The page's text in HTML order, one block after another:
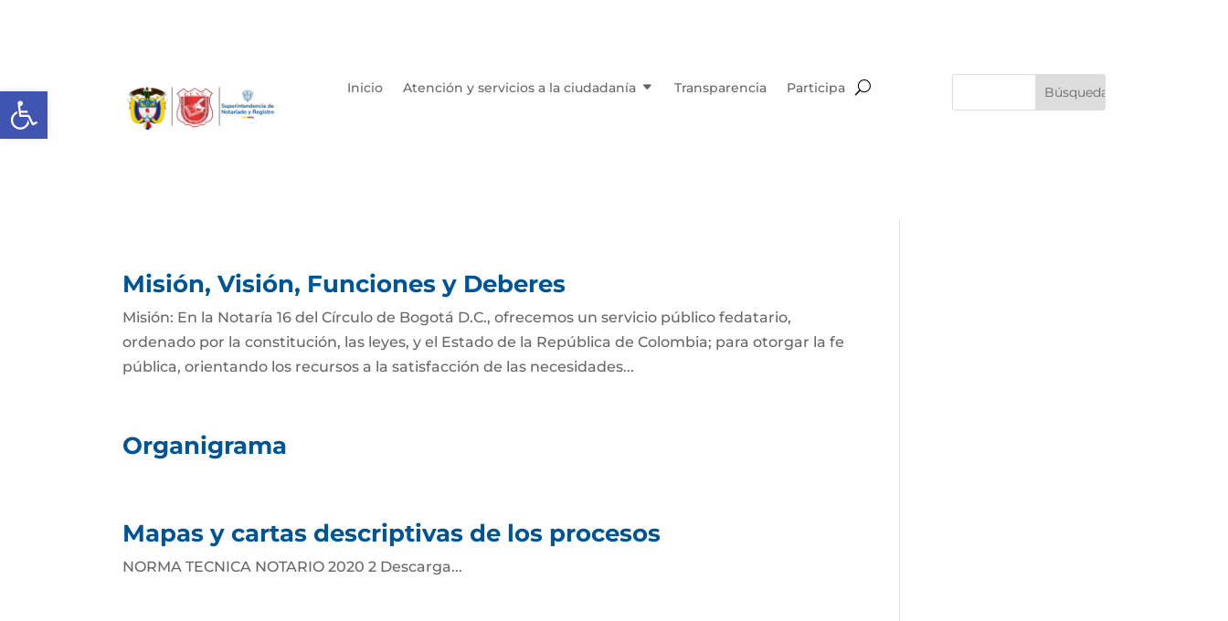
Abrir barra de herramientas Inicio Atención y servicios a la ciudadanía Transparencia Participa
Misión, Visión, Funciones y Deberes
Misión: En la Notaría 16 del Círculo de Bogotá D.C., ofrecemos un servicio público fedatario,
ordenado por la constitución, las leyes, y el Estado de la República de Colombia; para otorgar la fe
pública, orientando los recursos a la satisfacción de las necesidades...
Organigrama
Mapas y cartas descriptivas de los procesos
NORMA TECNICA NOTARIO 2020 2 Descarga...